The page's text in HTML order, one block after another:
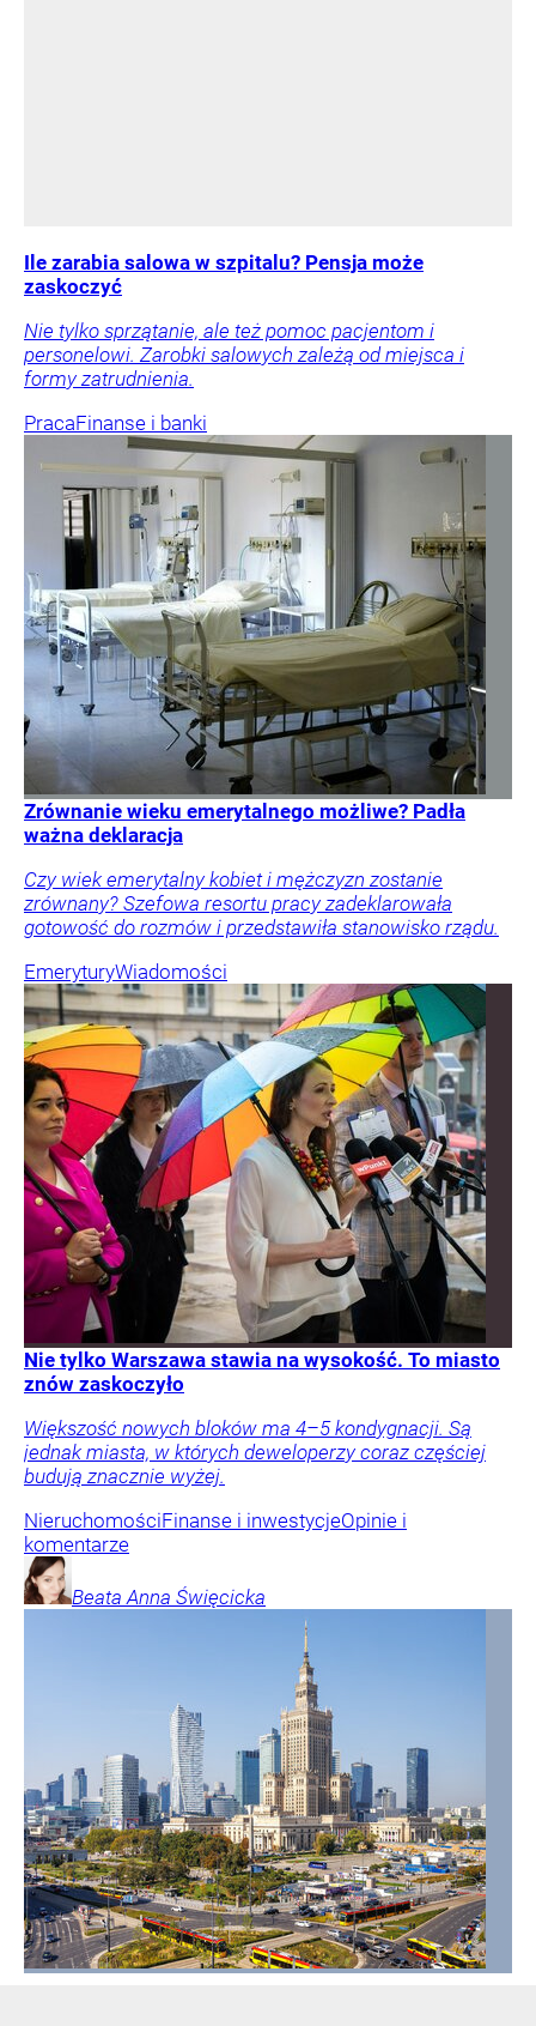
Ile zarabia salowa w szpitalu? Pensja może
zaskoczyć
Nie tylko sprzątanie, ale też pomoc pacjentom i
personelowi. Zarobki salowych zależą od miejsca i
formy zatrudnienia.
PracaFinanse i banki
Zrównanie wieku emerytalnego możliwe? Padła
ważna deklaracja
Czy wiek emerytalny kobiet i mężczyzn zostanie
zrównany? Szefowa resortu pracy zadeklarowała
gotowość do rozmów i przedstawiła stanowisko rządu.
EmeryturyWiadomości
Nie tylko Warszawa stawia na wysokość. To miasto
znów zaskoczyło
Większość nowych bloków ma 4–5 kondygnacji. Są
jednak miasta, w których deweloperzy coraz częściej
budują znacznie wyżej.
NieruchomościFinanse i inwestycjeOpinie i
komentarze
Beata Anna Święcicka